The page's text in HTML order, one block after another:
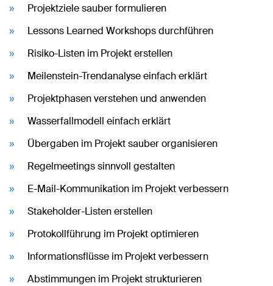
Projektziele sauber formulieren
Lessons Learned Workshops durchführen
Risiko-Listen im Projekt erstellen
Meilenstein-Trendanalyse einfach erklärt
Projektphasen verstehen und anwenden
Wasserfallmodell einfach erklärt
Übergaben im Projekt sauber organisieren
Regelmeetings sinnvoll gestalten
E-Mail-Kommunikation im Projekt verbessern
Stakeholder-Listen erstellen
Protokollführung im Projekt optimieren
Informationsflüsse im Projekt verbessern
Abstimmungen im Projekt strukturieren